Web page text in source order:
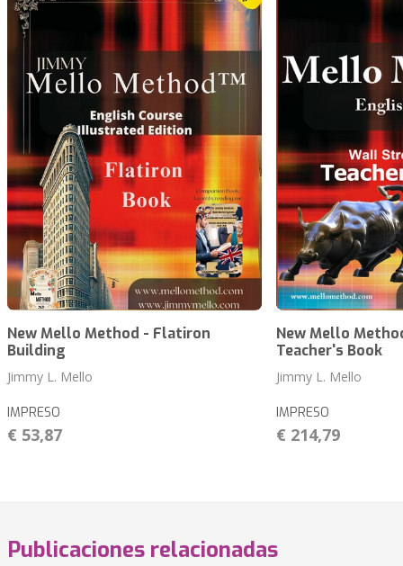
New Mello Method - Flatiron
Building
Jimmy L. Mello
IMPRESO
€ 53,87
New Mello
Teacher's Book
Jimmy L. Mello
IMPRESO
€ 214,79
Publicaciones relacionadas